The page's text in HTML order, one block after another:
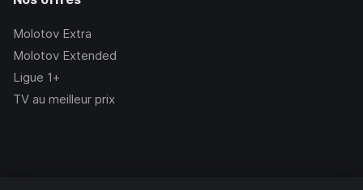
Molotov Extra
Molotov Extended
Ligue 1+
TV au meilleur prix